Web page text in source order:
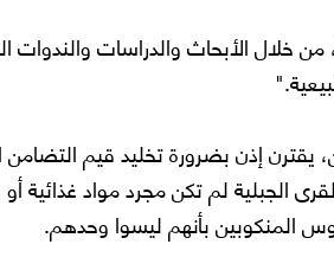
من خلال الأبحاث والدراسات
يقترن إذن بضرورة تخليد قيم
الجبلية لم تكن مجرد مواد غذائية أو
المنكوبين بأنهم ليسوا وحدهم.